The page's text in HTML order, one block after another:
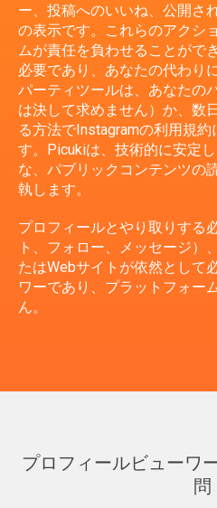
ー、投稿へのいいね、公開さ
の表示です。これらのアクシ
ムが責任を負わせることがで
必要であり、あなたの代わり
パーティツールは、あなたの
は決して求めません）か、数
る方法でInstagramの利用規
す。Picukiは、技術的に安定
な、パブリックコンテンツの
執します。
プロフィールとやり取りする
ト、フォロー、メッセージ）
たはWebサイトが依然として
ワーであり、プラットフォー
ん。
プロフィールビューワ
問